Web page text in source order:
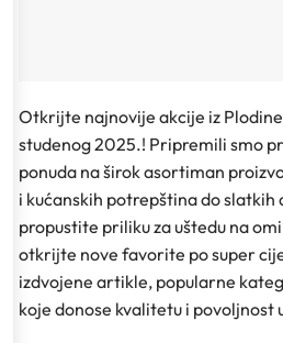
Otkrijte najnovije akcije iz
studenog 2025.! Pripremili smo
ponuda na širok asortiman
i kućanskih potrepština do slatkih
propustite priliku za uštedu na
otkrijte nove favorite po super
izdvojene artikle, popularne
koje donose kvalitetu i povoljnost